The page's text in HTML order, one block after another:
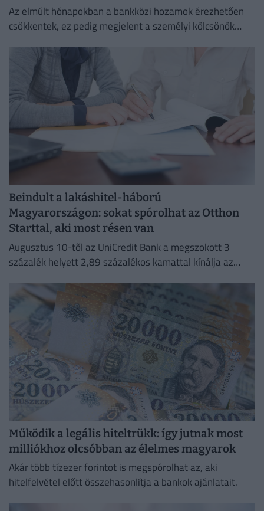
Az elmúlt hónapokban a bankközi hozamok érezhetően
csökkentek, ez pedig megjelent a személyi kölcsönök
Beindult a lakáshitel-háború
Magyarországon: sokat spórolhat az Otthon
Starttal, aki most résen van
Augusztus 10-től az UniCredit Bank a megszokott 3
százalék helyett 2,89 százalékos kamattal kínálja az
Működik a legális hiteltrükk: így jutnak most
milliókhoz olcsóbban az élelmes magyarok
Akár több tízezer forintot is megspórolhat az, aki
hitelfelvétel előtt összehasonlítja a bankok ajánlatait.